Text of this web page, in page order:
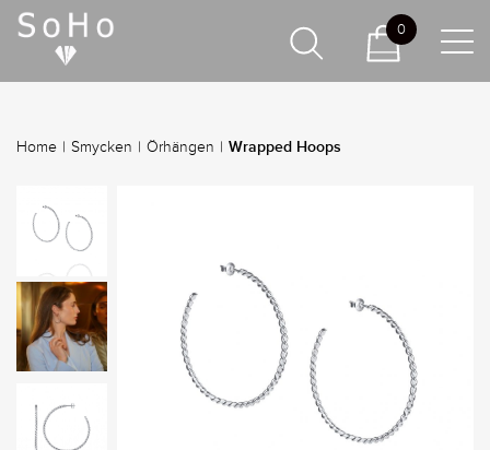
Home | Smycken | Örhängen | Wrapped Hoops
0